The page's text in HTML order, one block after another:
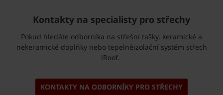
Kontakty na specialisty pro střechy
Pokud hledáte odborníka na střešní tašky, keramické a
nekeramické doplňky nebo tepelněizolační systém střech
iRoof.
KONTAKTY NA ODBORNÍKY PRO STŘECHY